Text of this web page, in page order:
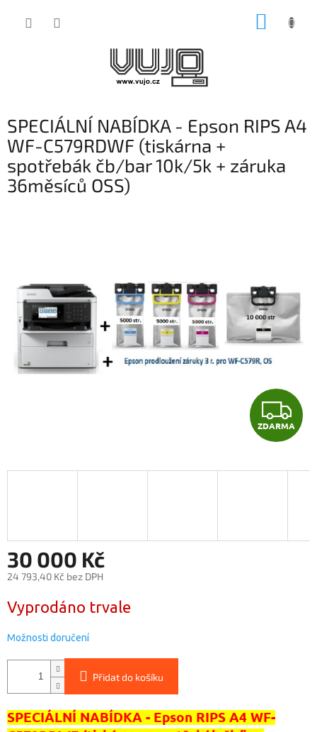
SPECIÁLNÍ NABÍDKA - Epson RIPS A4
WF-C579RDWF (tiskárna +
spotřebák čb/bar 10k/5k + záruka
36měsíců OSS)
Z
D
A
ZDARMA
30 000 Kč
24 793,40 Kč bez DPH
cena:
Vyprodáno trvale
Možnosti doručení
Přidat do košíku
SPECIÁLNÍ NABÍDKA - Epson RIPS A4 WF-